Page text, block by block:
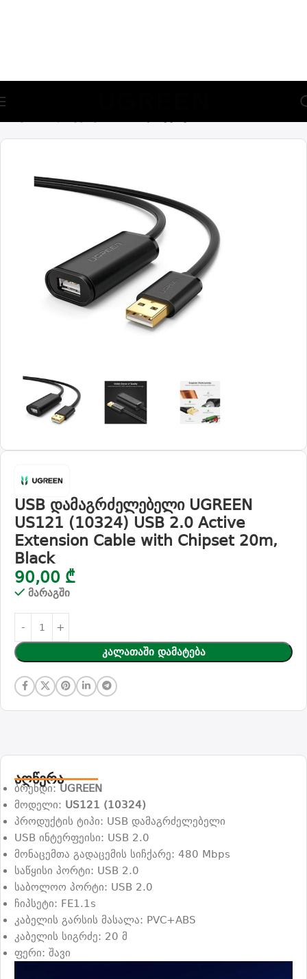
USB დამაგრძელებელი UGREEN
US121 (10324) USB 2.0 Active
Extension Cable with Chipset 20m,
Black
90,00 ₾
მარაგში
Კალათაში Დამატება
აღწერა
ბრენდი: UGREEN
მოდელი: US121 (10324)
პროდუქტის ტიპი: USB დამაგრძელებელი
USB ინტერფეისი: USB 2.0
მონაცემთა გადაცემის სიჩქარე: 480 Mbps
საწყისი პორტი: USB 2.0
საბოლოო პორტი: USB 2.0
ჩიპსეტი: FE1.1s
კაბელის გარსის მასალა: PVC+ABS
კაბელის სიგრძე: 20 მ
ფერი: შავი